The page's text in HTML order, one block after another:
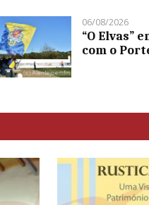
06/08/2026
“O Elvas”
com o